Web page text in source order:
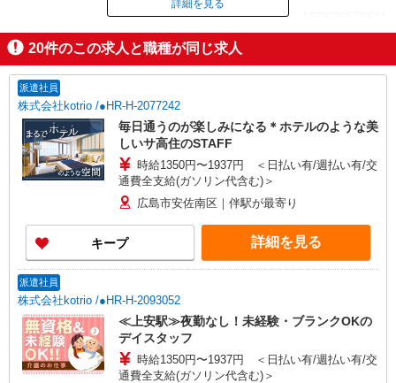
ID：AE0626579611
掲載期間終了
詳細を見る
20件のこの求人と職種が同じ求人
派遣社員
株式会社kotrio /●HR-H-2077242
毎日通うのが楽しみになる＊ホテルのような美
しいサ高住のSTAFF
時給1350円〜1937円 ＜日払い有/週払い有/交
通費全支給(ガソリン代含む)＞
広島市安佐南区｜伴駅が最寄り
キープ 詳細を見る
派遣社員
株式会社kotrio /●HR-H-2093052
≪上安駅≫夜勤なし！未経験・ブランクOKの
デイスタッフ
時給1350円〜1937円 ＜日払い有/週払い有/交
通費全支給(ガソリン代含む)＞